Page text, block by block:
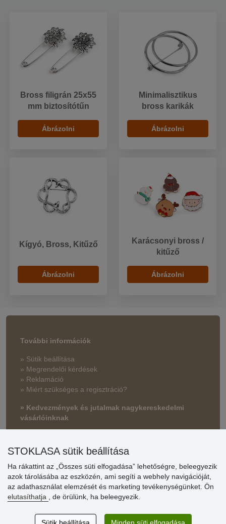
Bross filigrán 25x55
mm biztosítótűn
Ábrázolni
Minimalisztikus
bross karikák
Ábrázolni
Kígyó, Bross, Kitűző
Ábrázolni
Karácsonyi bross /
kitűző
Ábrázolni
További információk
» Sütik beállítása
» Megrendelői kérdések
» Reklamáció
» Miért szükséges a regisztráció?
» Kedvezmények és jutalmak nagykereskedelmi
vásárlóinknak
Vásárlók
értékelése
Excellent service
Thank you.
STOKLASA sütik beállítása
Ha rákattint az „Összes süti elfogadása” lehetőségre, beleegyezik
azok tárolásába az eszközén, ami segíti a webhely navigációját,
az adathasználat elemzését és marketing tevékenységünket. Ön
elutasíthatja
, de örülünk, ha beleegyezik.